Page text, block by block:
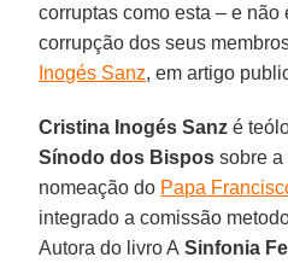
corruptas como esta – e não
corrupção dos seus
Inogés Sanz, em artigo
Cristina Inogés Sanz é
Sínodo dos Bispos sobre a
nomeação do Papa
integrado a comissão
Autora do livro A Sinfonia